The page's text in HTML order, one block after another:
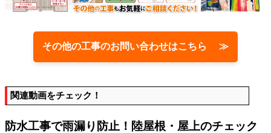
その他の工事のお問い合わせはこちら ≫
関連動画をチェック！
防水工事で雨漏り防止！陸屋根・屋上のチェック